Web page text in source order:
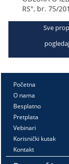
RS", br. 75/
Sve
Početna
O nama
Besplatno
Pretplata
Vebinari
Korisnički kutak
Kontakt